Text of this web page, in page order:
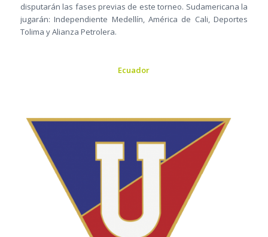
disputarán las fases previas de este torneo. Sudamericana la
jugarán: Independiente Medellín, América de Cali, Deportes
Tolima y Alianza Petrolera.
Ecuador